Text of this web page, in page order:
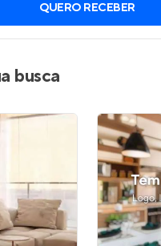
QUERO RECEBER
busca